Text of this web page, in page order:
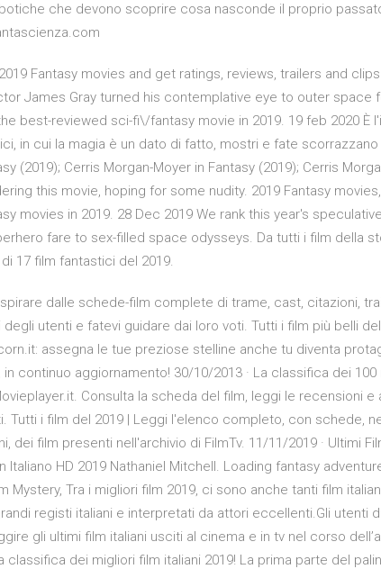
che devono scoprire cosa nasconde il proprio
Fantasy movies and get ratings, reviews, trailers and
James Gray turned his contemplative eye to outer space
best-reviewed sci-fi\/fantasy movie in 2019. 19 feb 2020 È
in cui la magia è un dato di fatto, mostri e fate
(2019); Cerris Morgan-Moyer in Fantasy (2019); Cerris
this movie, hoping for some nudity. 2019 Fantasy
movies in 2019. 28 Dec 2019 We rank this year's
fare to sex-filled space odysseys. Da tutti i film della
17 film fantastici del 2019.
dalle schede-film complete di trame, cast, citazioni,
utenti e fatevi guidare dai loro voti. Tutti i film più belli
assegna le tue preziose stelline anche tu diventa
in continuo aggiornamento! 30/10/2013 · La classifica dei
Consulta la scheda del film, leggi le recensioni e
Tutti i film del 2019 | Leggi l'elenco completo, con schede,
dei film presenti nell'archivio di FilmTv. 11/11/2019 · Ultimi
Italiano HD 2019 Nathaniel Mitchell. Loading fantasy
Mystery, Tra i migliori film 2019, ci sono anche tanti film
registi italiani e interpretati da attori eccellenti.Gli utenti
gli ultimi film italiani usciti al cinema e in tv nel corso
classifica dei migliori film italiani 2019! La prima parte del